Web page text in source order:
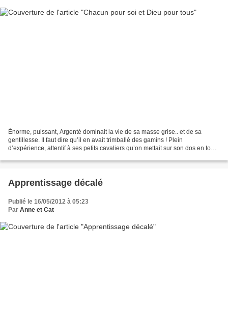
Énorme, puissant, Argenté dominait la vie de sa masse grise.. et de sa
gentillesse. Il faut dire qu’il en avait trimballé des gamins ! Plein
d’expérience, attentif à ses petits cavaliers qu’on mettait sur son dos en toute
Apprentissage décalé
Publié le 16/05/2012 à 05:23
Par Anne et Cat